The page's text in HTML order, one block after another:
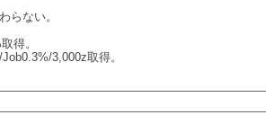
らない。
得。
3,000z取得。